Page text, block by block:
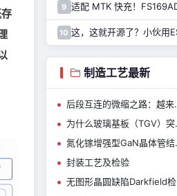
9
10
制造工艺最新
后段互连的微缩之路：越来越细的铜线与越来越低的电容
为什么玻璃基板（TGV）突然被重视？
氮化镓增强型GaN晶体管结构简介
封装工艺及检验
无图形晶圆缺陷Darkfield检测技术介绍